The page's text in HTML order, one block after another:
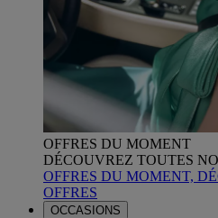
OFFRES DU MOMENT
DÉCOUVREZ TOUTES
OFFRES DU MOMENT,
OFFRES
OCCASIONS